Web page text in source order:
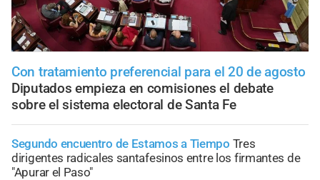
Con tratamiento preferencial para el 20 de agosto
Diputados empieza en comisiones el debate
sobre el sistema electoral de Santa Fe
Segundo encuentro de Estamos a Tiempo Tres
dirigentes radicales santafesinos entre los firmantes de
"Apurar el Paso"